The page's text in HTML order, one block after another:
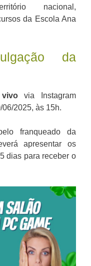
nacional,
da Escola Ana
da
via Instagram
2025, às 15h.
franqueado da
apresentar os
dias para receber o